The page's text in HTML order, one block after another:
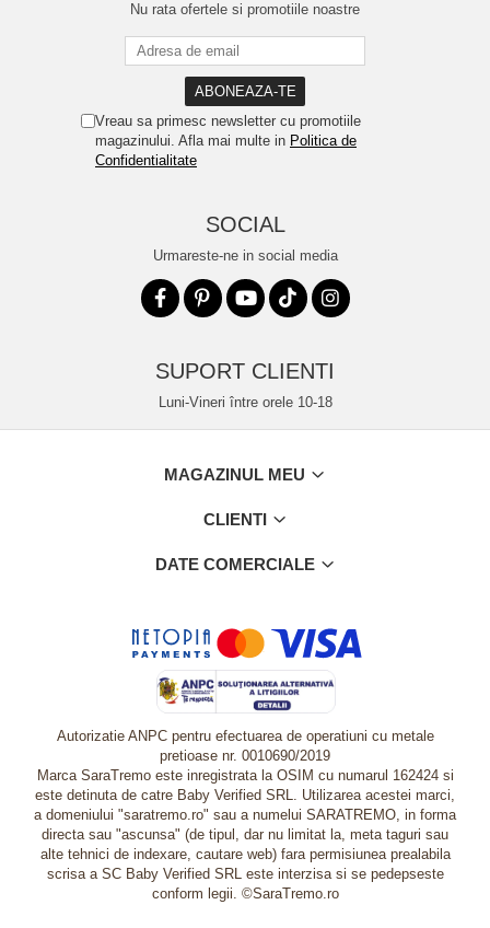
Nu rata ofertele si promotiile noastre
Vreau sa primesc newsletter cu promotiile
magazinului. Afla mai multe in Politica de
Confidentialitate
SOCIAL
Urmareste-ne in social media
SUPORT CLIENTI
Luni-Vineri între orele 10-18
MAGAZINUL MEU
CLIENTI
DATE COMERCIALE
Autorizatie ANPC pentru efectuarea de operatiuni cu metale
pretioase nr. 0010690/2019
Marca SaraTremo este inregistrata la OSIM cu numarul 162424 si
este detinuta de catre Baby Verified SRL. Utilizarea acestei marci,
a domeniului "saratremo.ro" sau a numelui SARATREMO, in forma
directa sau "ascunsa" (de tipul, dar nu limitat la, meta taguri sau
alte tehnici de indexare, cautare web) fara permisiunea prealabila
scrisa a SC Baby Verified SRL este interzisa si se pedepseste
conform legii. ©SaraTremo.ro